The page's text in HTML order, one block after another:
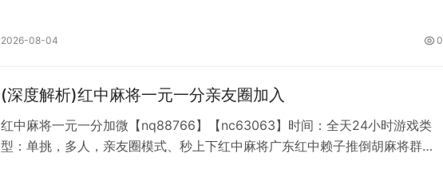
2026-08-04 0
(深度解析)红中麻将一元一分亲友圈加入
红中麻将一元一分加微【nq88766】【nc63063】时间：全天24小时游戏类
型：单挑，多人，亲友圈模式、秒上下红中麻将广东红中赖子推倒胡麻将群